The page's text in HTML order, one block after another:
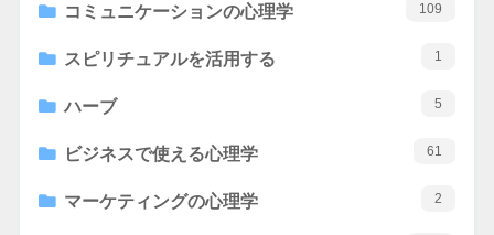
コミュニケーションの心理学 109
スピリチュアルを活用する 1
ハーブ 5
ビジネスで使える心理学 61
マーケティングの心理学 2